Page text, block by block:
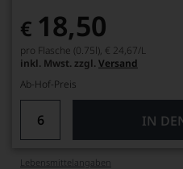
€ 18,50
pro Flasche (0.75l), € 24,67/L
inkl. Mwst. zzgl. Versand
Ab-Hof-Preis
IN
Lebensmittel­angaben